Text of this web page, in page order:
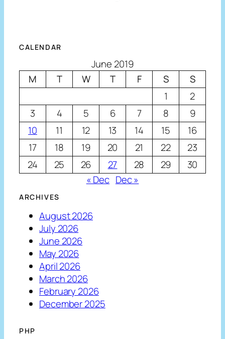
CALENDAR
June 2019
M
T W T F S
S
1
2
3
4 5 6 7 8
9
10
11 12 13 14 15
16
17
18 19 20 21 22
23
24
25 26 27 28 29
30
« Dec Dec »
ARCHIVES
August 2026
July 2026
June 2026
May 2026
April 2026
March 2026
February 2026
December 2025
PHP